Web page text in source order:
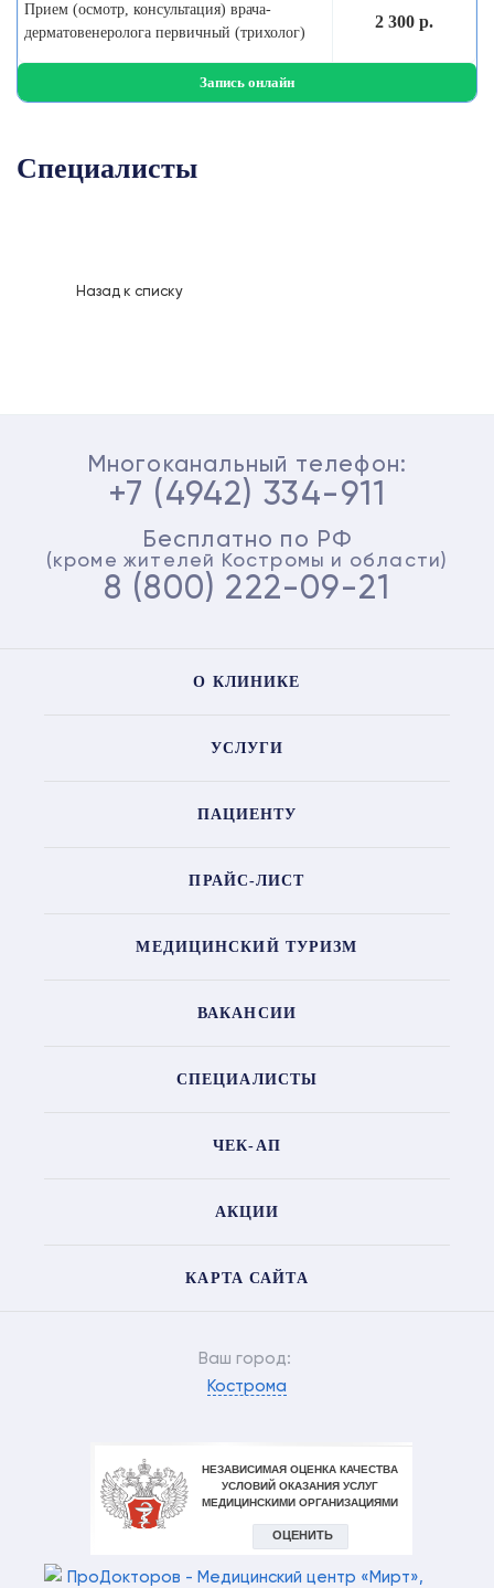
Прием (осмотр, консультация) врача-
дерматовенеролога первичный (трихолог)
2 300 р.
Запись онлайн
Специалисты
Назад к списку
Многоканальный телефон:
+7 (4942) 334-911
Бесплатно по РФ
(кроме жителей Костромы и области)
8 (800) 222-09-21
О КЛИНИКЕ
УСЛУГИ
ПАЦИЕНТУ
ПРАЙС-ЛИСТ
МЕДИЦИНСКИЙ ТУРИЗМ
ВАКАНСИИ
СПЕЦИАЛИСТЫ
ЧЕК-АП
АКЦИИ
КАРТА САЙТА
Ваш город:
Кострома